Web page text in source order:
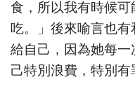
食，所以我有時候
吃。」後來喻言也
給自己，因為她每
己特別浪費，特別有